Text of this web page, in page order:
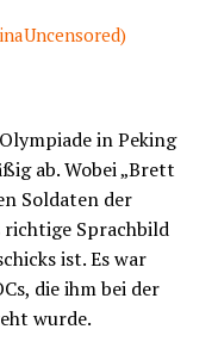
in Peking
ab. Wobei „Brett
Soldaten der
richtige Sprachbild
ist. Es war
die ihm bei der
wurde.